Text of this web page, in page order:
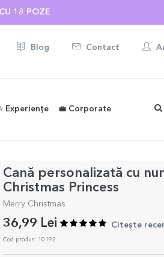
18 POZE
Blog Contact
Experiențe 💼 Corporate
Cană personalizată cu
Christmas Princess
Merry Christmas
36,99 Lei Citește
Cod produs: 10192